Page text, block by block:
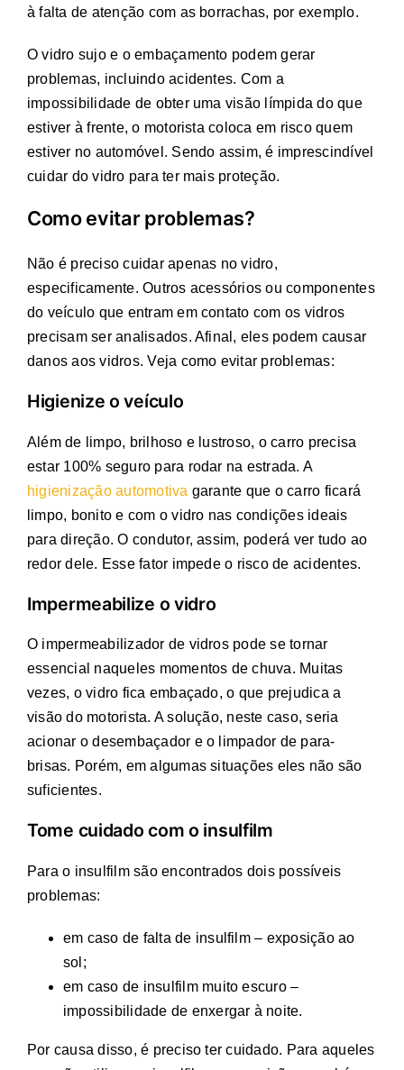
à falta de atenção com as borrachas, por exemplo.
O vidro sujo e o embaçamento podem gerar
problemas, incluindo acidentes. Com a
impossibilidade de obter uma visão límpida do que
estiver à frente, o motorista coloca em risco quem
estiver no automóvel. Sendo assim, é imprescindível
cuidar do vidro para ter mais proteção.
Como evitar problemas?
Não é preciso cuidar apenas no vidro,
especificamente. Outros acessórios ou componentes
do veículo que entram em contato com os vidros
precisam ser analisados. Afinal, eles podem causar
danos aos vidros. Veja como evitar problemas:
Higienize o veículo
Além de limpo, brilhoso e lustroso, o carro precisa
estar 100% seguro para rodar na estrada. A
higienização automotiva garante que o carro ficará
limpo, bonito e com o vidro nas condições ideais
para direção. O condutor, assim, poderá ver tudo ao
redor dele. Esse fator impede o risco de acidentes.
Impermeabilize o vidro
O impermeabilizador de vidros pode se tornar
essencial naqueles momentos de chuva. Muitas
vezes, o vidro fica embaçado, o que prejudica a
visão do motorista. A solução, neste caso, seria
acionar o desembaçador e o limpador de para-
brisas. Porém, em algumas situações eles não são
suficientes.
Tome cuidado com o insulfilm
Para o insulfilm são encontrados dois possíveis
problemas:
em caso de falta de insulfilm – exposição ao
sol;
em caso de insulfilm muito escuro –
impossibilidade de enxergar à noite.
Por causa disso, é preciso ter cuidado. Para aqueles